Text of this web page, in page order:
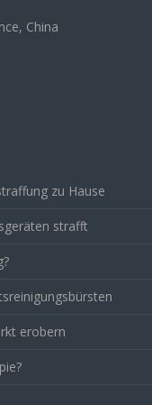
China
zu Hause
strafft
erobern